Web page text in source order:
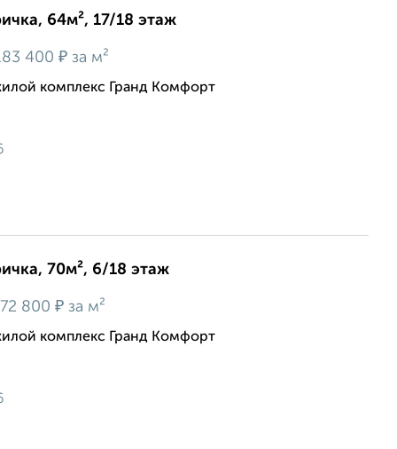
64м², 17/18 этаж
400 ₽ за м²
комплекс Гранд Комфорт
70м², 6/18 этаж
800 ₽ за м²
комплекс Гранд Комфорт